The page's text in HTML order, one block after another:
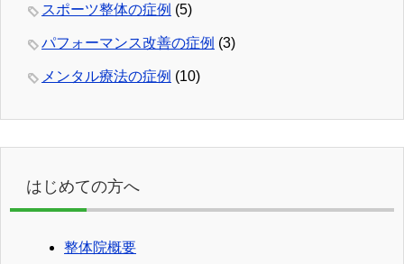
スポーツ整体の症例 (5)
パフォーマンス改善の症例 (3)
メンタル療法の症例 (10)
はじめての方へ
整体院概要